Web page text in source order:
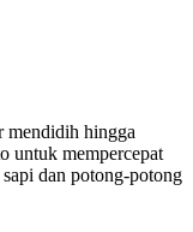
mendidih hingga
untuk mempercepat
dan potong-potong